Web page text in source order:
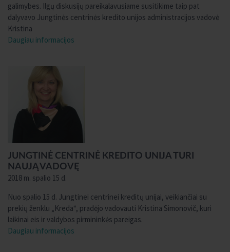
galimybes. Ilgų diskusijų pareikalavusiame susitikime taip pat
dalyvavo Jungtinės centrinės kredito unijos administracijos vadovė
Kristina
Daugiau informacijos
JUNGTINĖ CENTRINĖ KREDITO UNIJA TURI
NAUJĄ VADOVĘ
2018 m. spalio 15 d.
Nuo spalio 15 d. Jungtinei centrinei kreditų unijai, veikiančiai su
prekių ženklu „Kreda“, pradėjo vadovauti Kristina Simonovič, kuri
laikinai eis ir valdybos pirmininkės pareigas.
Daugiau informacijos